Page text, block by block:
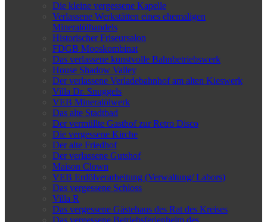
Die kleine vergessene Kapelle
Verlassene Werkstätten eines ehemaligen
Mineralölhandels
Historischer Friseursalon
FDGB Mooskombinat
Das verlassene kunstvolle Bahnbetriebswerk
House Shadow Valley
Der verlassene Verladebahnhof am alten Kieswerk
Villa Dr. Snuggels
VEB Mineralölwerk
Das alte Stadtbad
Der vermüllte Gasthof zur Retro Disco
Die vergessene Kirche
Der alte Friedhof
Der verlassene Gutshof
Maison Clown
VEB Erdölverarbeitung (Verwaltung/ Labors)
Das vergessene Schloss
Villa R
Das vergessene Gästehaus des Rat des Kreises